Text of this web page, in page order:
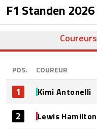
F1 Standen 2026
Coureurs
POS. COUREUR
1 Kimi Antonelli
2 Lewis Hamilton